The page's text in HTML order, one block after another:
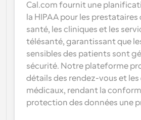
Cal.com fournit une
la HIPAA pour les prestataires
santé, les cliniques et les
télésanté, garantissant que
sensibles des patients sont
sécurité. Notre plateforme
détails des rendez-vous et les
médicaux, rendant la
protection des données une